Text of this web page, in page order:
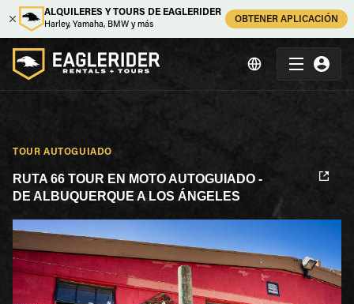
ALQUILERES Y TOURS DE EAGLERIDER
Harley, Yamaha, BMW y más
OBTENER APLICACIÓN
TOUR AUTOGUIADO
RUTA 66 TOUR EN MOTO AUTOGUIADO -
DE ALBUQUERQUE A LOS ÁNGELES